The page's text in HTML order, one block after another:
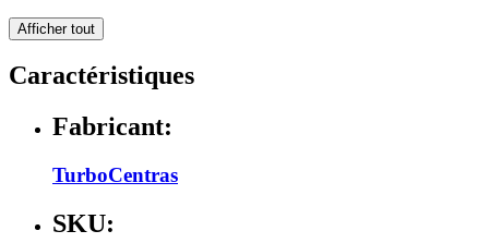
Afficher tout
Caractéristiques
Fabricant:
TurboCentras
SKU: